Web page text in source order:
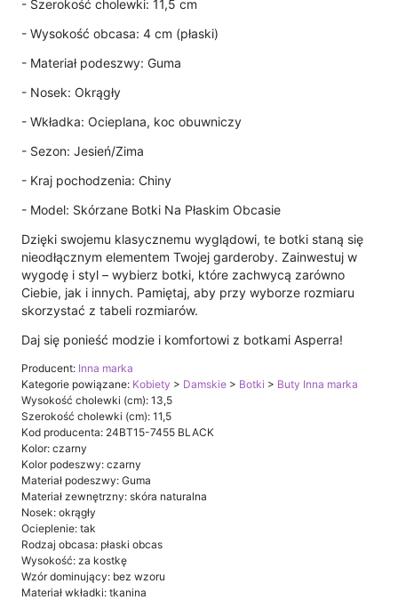
- Szerokość cholewki: 11,5 cm
- Wysokość obcasa: 4 cm (płaski)
- Materiał podeszwy: Guma
- Nosek: Okrągły
- Wkładka: Ocieplana, koc obuwniczy
- Sezon: Jesień/Zima
- Kraj pochodzenia: Chiny
- Model: Skórzane Botki Na Płaskim Obcasie
Dzięki swojemu klasycznemu wyglądowi, te botki staną się
nieodłącznym elementem Twojej garderoby. Zainwestuj w
wygodę i styl – wybierz botki, które zachwycą zarówno
Ciebie, jak i innych. Pamiętaj, aby przy wyborze rozmiaru
skorzystać z tabeli rozmiarów.
Daj się ponieść modzie i komfortowi z botkami Asperra!
Producent: Inna marka
Kategorie powiązane: Kobiety > Damskie > Botki > Buty Inna marka
Wysokość cholewki (cm): 13,5
Szerokość cholewki (cm): 11,5
Kod producenta: 24BT15-7455 BLACK
Kolor: czarny
Kolor podeszwy: czarny
Materiał podeszwy: Guma
Materiał zewnętrzny: skóra naturalna
Nosek: okrągły
Ocieplenie: tak
Rodzaj obcasa: płaski obcas
Wysokość: za kostkę
Wzór dominujący: bez wzoru
Materiał wkładki: tkanina